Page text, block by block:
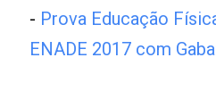
- Prova Educação
ENADE 2017 com